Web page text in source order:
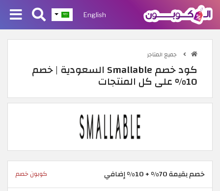
English
جميع المتاجر
كود خصم Smallable السعودية | خصم
10% على كل المنتجات
خصم بقيمة 70% + 10% إضافي كوبون خصم